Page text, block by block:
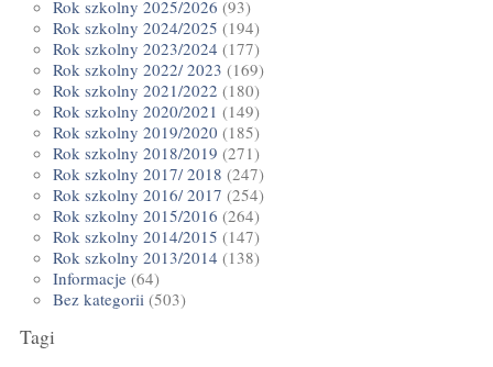
Rok szkolny 2025/2026 (93)
Rok szkolny 2024/2025 (194)
Rok szkolny 2023/2024 (177)
Rok szkolny 2022/ 2023 (169)
Rok szkolny 2021/2022 (180)
Rok szkolny 2020/2021 (149)
Rok szkolny 2019/2020 (185)
Rok szkolny 2018/2019 (271)
Rok szkolny 2017/ 2018 (247)
Rok szkolny 2016/ 2017 (254)
Rok szkolny 2015/2016 (264)
Rok szkolny 2014/2015 (147)
Rok szkolny 2013/2014 (138)
Informacje(64)
Bez kategorii (503)
Tagi